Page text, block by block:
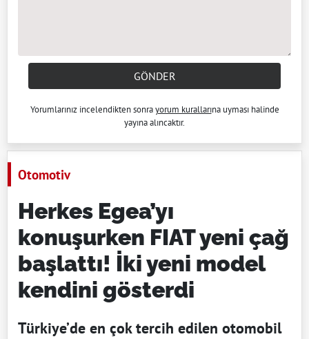
GÖNDER
Yorumlarınız incelendikten sonrayorum kurallarına uyması halinde
yayına alıncaktır.
Otomotiv
Herkes Egea’yı
konuşurken FIAT yeni çağ
başlattı! İki yeni model
kendini gösterdi
Türkiye’de en çok tercih edilen otomobil